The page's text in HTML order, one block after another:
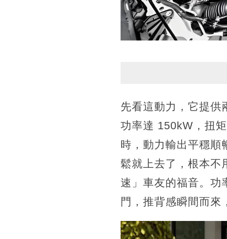
先看這動力，它提供
功率達 150kW，扭
時，動力輸出平穩順
鬆就上去了，根本不
速」車友的福音。功
門，推背感瞬間而來